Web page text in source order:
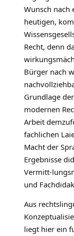
Wunsch
heutigen,
Recht, denn
Bürger nach
Grundlage
modernen
Arbeit
fachlichen
Macht der
Ergebnisse
Vermitt-
und
Aus
liegt hier ein